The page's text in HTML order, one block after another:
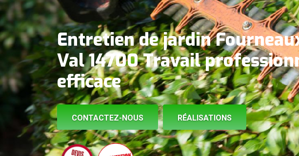
Entretien de jardin
Val 14700 Travail
efficace
CONTACTEZ-NOUS RÉALISATIONS